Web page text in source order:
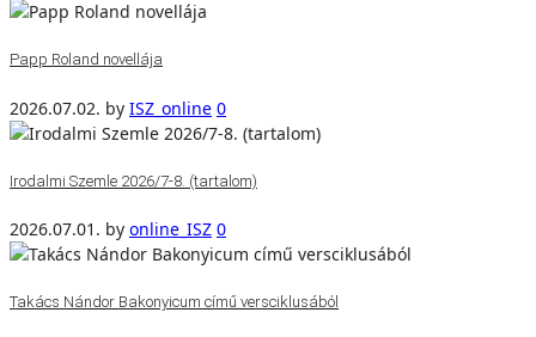
Papp Roland novellája
2026.07.02. by ISZ_online 0
Irodalmi Szemle 2026/7-8. (tartalom)
2026.07.01. by online_ISZ 0
Takács Nándor Bakonyicum című versciklusából